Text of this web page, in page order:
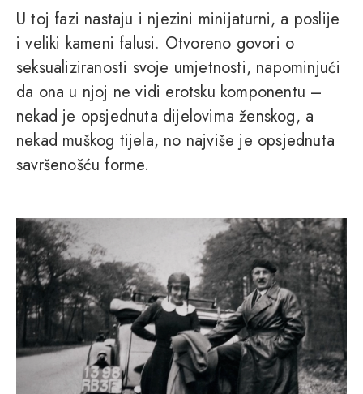
U toj fazi nastaju i njezini minijaturni, a poslije
i veliki kameni falusi. Otvoreno govori o
seksualiziranosti svoje umjetnosti, napominjući
da ona u njoj ne vidi erotsku komponentu –
nekad je opsjednuta dijelovima ženskog, a
nekad muškog tijela, no najviše je opsjednuta
savršenošću forme.